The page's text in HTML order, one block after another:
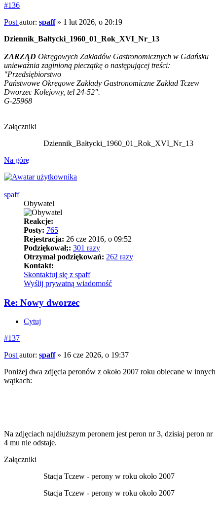
#136
Post autor: spaff» 1 lut 2026, o 20:19
Dziennik_Bałtycki_1960_01_Rok_XVI_Nr_13
ZARZĄD Okręgowych Zakładów Gastronomicznych w Gdańsku
unieważnia zaginioną pieczątkę o następującej treści:
"Przedsiębiorstwo
Państwowe Okręgowe Zakłady Gastronomiczne Zakład Tczew
Dworzec Kolejowy, tel 24-52".
G-25968
Załączniki
Dziennik_Bałtycki_1960_01_Rok_XVI_Nr_13
Na górę
spaff
Obywatel
Reakcje:
Posty: 765
Rejestracja: 26 cze 2016, o 09:52
Podziękował;: 301 razy
Otrzymał podziękowań: 262 razy
Kontakt:
Skontaktuj się z spaff
Wyślij prywatną wiadomość
Re: Nowy dworzec
Cytuj
#137
Post autor: spaff» 16 cze 2026, o 19:37
Poniżej dwa zdjęcia peronów z około 2007 roku obiecane w innych
wątkach:
Na zdjęciach najdłuższym peronem jest peron nr 3, dzisiaj peron nr
4 mu nie odstaje.
Załączniki
Stacja Tczew - perony w roku około 2007
Stacja Tczew - perony w roku około 2007